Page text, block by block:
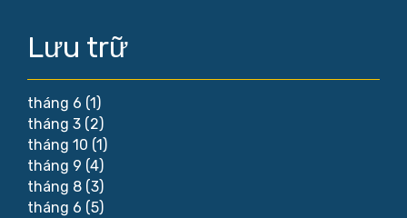
Lưu trữ
tháng 6 (1)
tháng 3 (2)
tháng 10 (1)
tháng 9 (4)
tháng 8 (3)
tháng 6 (5)